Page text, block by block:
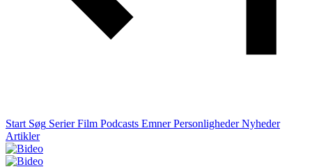
Start Søg Serier Film Podcasts Emner Personligheder Nyheder
Artikler